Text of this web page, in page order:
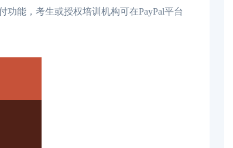
能，考生或授权培训机构可在PayPal平台